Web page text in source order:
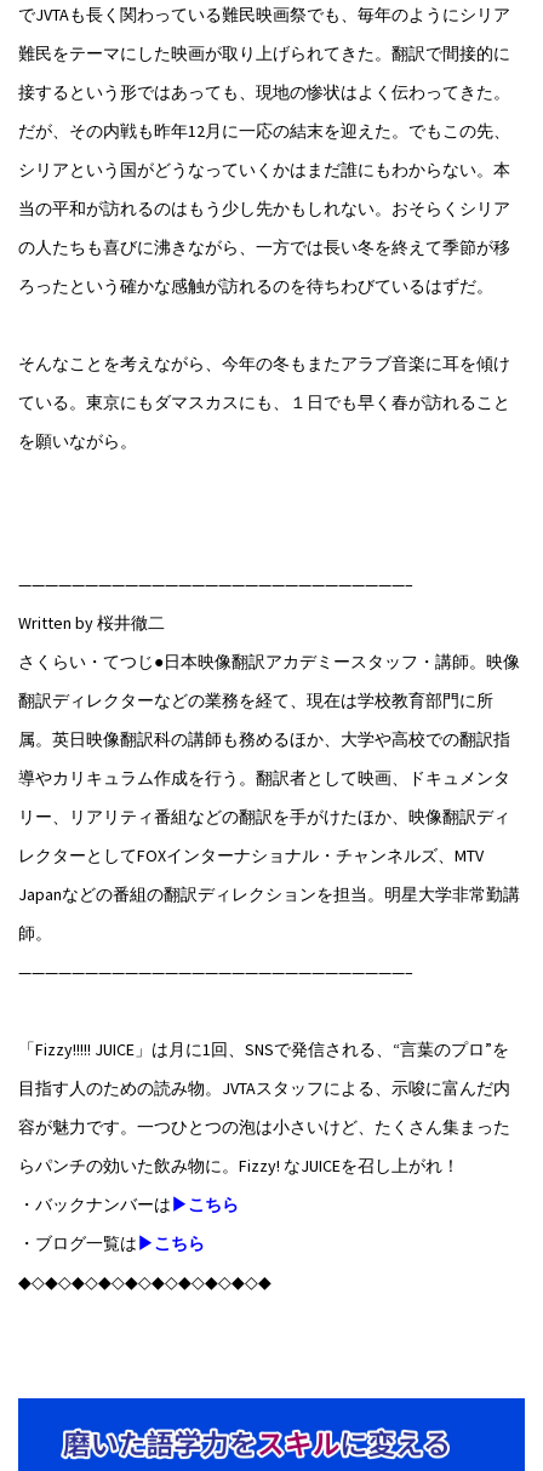
でJVTAも長く関わっている難民映画祭でも、毎年のようにシリア
難民をテーマにした映画が取り上げられてきた。翻訳で間接的に
接するという形ではあっても、現地の惨状はよく伝わってきた。
だが、その内戦も昨年12月に一応の結末を迎えた。でもこの先、
シリアという国がどうなっていくかはまだ誰にもわからない。本
当の平和が訪れるのはもう少し先かもしれない。おそらくシリア
の人たちも喜びに沸きながら、一方では長い冬を終えて季節が移
ろったという確かな感触が訪れるのを待ちわびているはずだ。
そんなことを考えながら、今年の冬もまたアラブ音楽に耳を傾け
ている。東京にもダマスカスにも、１日でも早く春が訪れること
を願いながら。
—————————————————————————————–
Written by 桜井徹二
さくらい・てつじ●日本映像翻訳アカデミースタッフ・講師。映像
翻訳ディレクターなどの業務を経て、現在は学校教育部門に所
属。英日映像翻訳科の講師も務めるほか、大学や高校での翻訳指
導やカリキュラム作成を行う。翻訳者として映画、ドキュメンタ
リー、リアリティ番組などの翻訳を手がけたほか、映像翻訳ディ
レクターとしてFOXインターナショナル・チャンネルズ、MTV
Japanなどの番組の翻訳ディレクションを担当。明星大学非常勤講
師。
—————————————————————————————–
「Fizzy!!!!! JUICE」は月に1回、SNSで発信される、“言葉のプロ”を
目指す人のための読み物。JVTAスタッフによる、示唆に富んだ内
容が魅力です。一つひとつの泡は小さいけど、たくさん集まった
らパンチの効いた飲み物に。Fizzy! なJUICEを召し上がれ！
・バックナンバーは▶こちら
・ブログ一覧は▶こちら
◆◇◆◇◆◇◆◇◆◇◆◇◆◇◆◇◆◇◆